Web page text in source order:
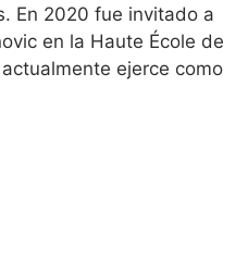
En 2020 fue invitado a
en la Haute École de
ejerce como